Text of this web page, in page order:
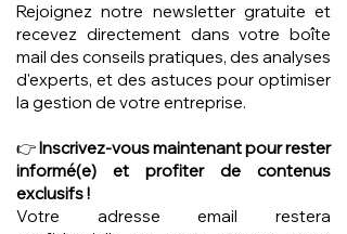
Rejoignez notre newsletter gratuite et
recevez directement dans votre boîte
mail des conseils pratiques, des analyses
d'experts, et des astuces pour optimiser
la gestion de votre entreprise.
👉Inscrivez-vous maintenant pour rester
informé(e) et profiter de contenus
exclusifs !
Votre adresse email restera